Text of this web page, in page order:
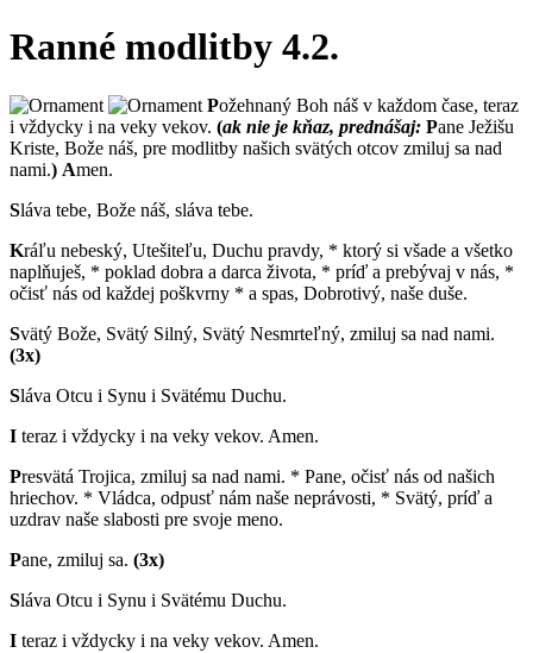
Ranné modlitby 4.2.
Požehnaný Boh náš v každom čase, teraz
i vždycky i na veky vekov. (ak nie je kňaz, prednášaj: Pane Ježišu
Kriste, Bože náš, pre modlitby našich svätých otcov zmiluj sa nad
nami.) Amen.
Sláva tebe, Bože náš, sláva tebe.
Kráľu nebeský, Utešiteľu, Duchu pravdy, * ktorý si všade a všetko
naplňuješ, * poklad dobra a darca života, * príď a prebývaj v nás, *
očisť nás od každej poškvrny * a spas, Dobrotivý, naše duše.
Svätý Bože, Svätý Silný, Svätý Nesmrteľný, zmiluj sa nad nami.
(3x)
Sláva Otcu i Synu i Svätému Duchu.
I teraz i vždycky i na veky vekov. Amen.
Presvätá Trojica, zmiluj sa nad nami. * Pane, očisť nás od našich
hriechov. * Vládca, odpusť nám naše neprávosti, * Svätý, príď a
uzdrav naše slabosti pre svoje meno.
Pane, zmiluj sa. (3x)
Sláva Otcu i Synu i Svätému Duchu.
I teraz i vždycky i na veky vekov. Amen.